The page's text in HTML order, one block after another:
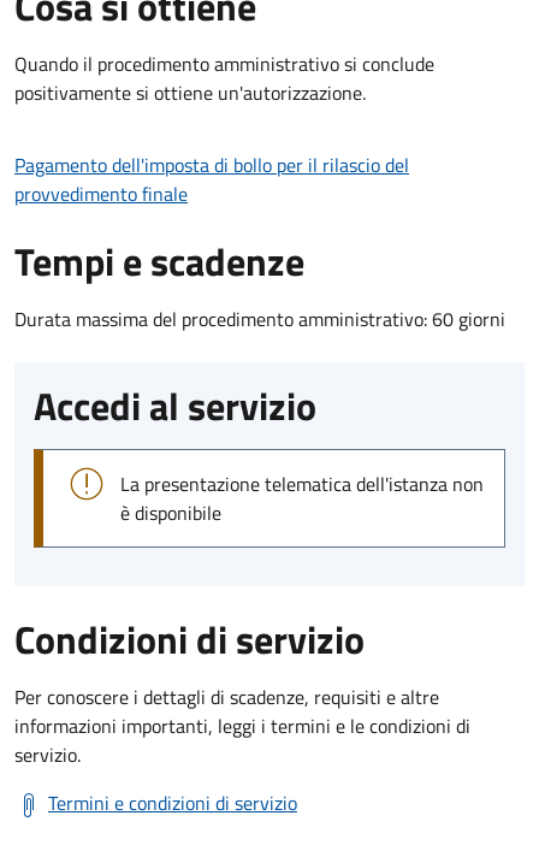
Quando il procedimento amministrativo si conclude
positivamente si ottiene un'autorizzazione.
Pagamento dell'imposta di bollo per il rilascio del
provvedimento finale
Tempi e scadenze
Durata massima del procedimento amministrativo: 60 giorni
Accedi al servizio
La presentazione telematica dell'istanza non
è disponibile
Condizioni di servizio
Per conoscere i dettagli di scadenze, requisiti e altre
informazioni importanti, leggi i termini e le condizioni di
servizio.
Termini e condizioni di servizio